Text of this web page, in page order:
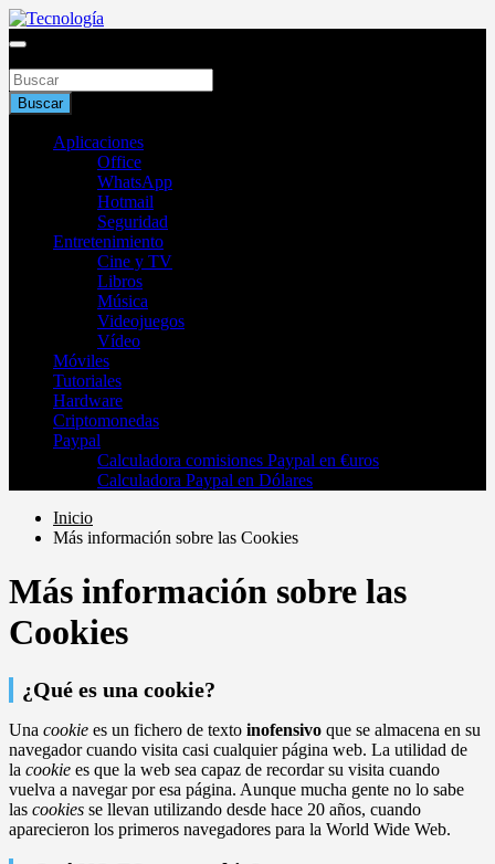
Saltar
al
Tecnología
Buscar
Aplicaciones
Office
WhatsApp
Hotmail
Seguridad
Entretenimiento
Cine y TV
Libros
Música
Videojuegos
Vídeo
Móviles
Tutoriales
Hardware
Criptomonedas
Paypal
Calculadora comisiones Paypal en €uros
Calculadora Paypal en Dólares
Inicio
Más información sobre las Cookies
Más información sobre las
Cookies
¿Qué es una cookie?
Una cookie es un fichero de texto inofensivo que se almacena en su
navegador cuando visita casi cualquier página web. La utilidad de
la cookie es que la web sea capaz de recordar su visita cuando
vuelva a navegar por esa página. Aunque mucha gente no lo sabe
las cookies se llevan utilizando desde hace 20 años, cuando
aparecieron los primeros navegadores para la World Wide Web.